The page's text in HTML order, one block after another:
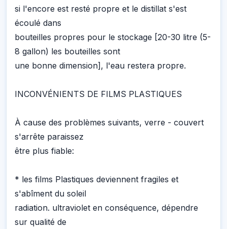
si l'encore est resté propre et le distillat s'est
écoulé dans
bouteilles propres pour le stockage [20-30 litre (5-
8 gallon) les bouteilles sont
une bonne dimension], l'eau restera propre.
INCONVÉNIENTS DE FILMS PLASTIQUES
À cause des problèmes suivants, verre - couvert
s'arrête paraissez
être plus fiable:
* les films Plastiques deviennent fragiles et
s'abîment du soleil
radiation. ultraviolet en conséquence, dépendre
sur qualité de